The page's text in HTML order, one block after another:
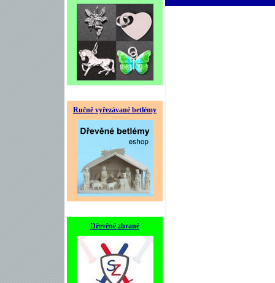
Ručně vyřezávané betlémy
Dřevěné zbraně